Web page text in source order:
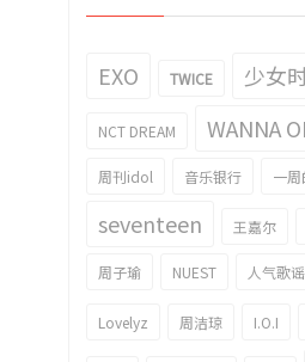
EXO TWICE 少女
NCT DREAM WANNA
周刊idol 音乐银行 一
seventeen 王嘉尔
周子瑜 NUEST 人气歌谣
Lovelyz 周洁琼 I.O.I